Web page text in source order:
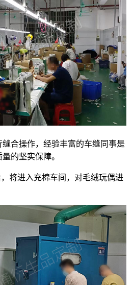
合操作，经验丰富的车缝同事是
的坚实保障。
将进入充棉车间，对毛绒玩偶进